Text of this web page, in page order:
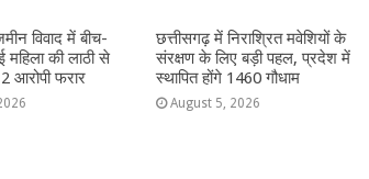
विवाद में बीच-
की लाठी से
आरोपी फरार
छत्तीसगढ़ में निराश्रित मवेशियों के
संरक्षण के लिए बड़ी पहल, प्रदेश में
स्थापित होंगे 1460 गौधाम
August 5, 2026